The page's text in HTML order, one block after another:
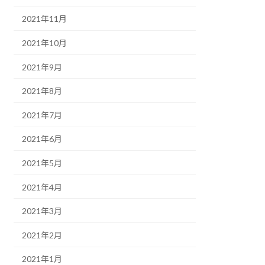
2021年11月
2021年10月
2021年9月
2021年8月
2021年7月
2021年6月
2021年5月
2021年4月
2021年3月
2021年2月
2021年1月